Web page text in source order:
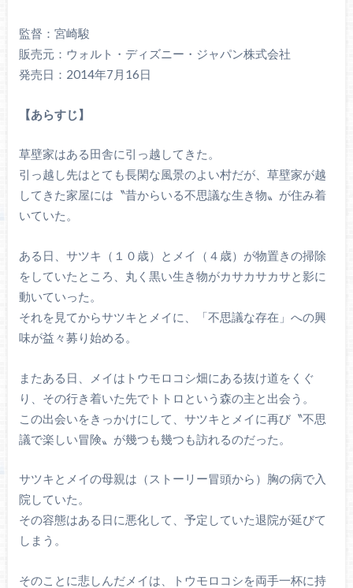
監督：宮崎駿
販売元：ウォルト・ディズニー・ジャパン株式会社
発売日：2014年7月16日
【あらすじ】
草壁家はある田舎に引っ越してきた。
引っ越し先はとても長閑な風景のよい村だが、草壁家が越
してきた家屋には〝昔からいる不思議な生き物〟が住み着
いていた。
ある日、サツキ（１０歳）とメイ（４歳）が物置きの掃除
をしていたところ、丸く黒い生き物がカサカサカサと影に
動いていった。
それを見てからサツキとメイに、「不思議な存在」への興
味が益々募り始める。
またある日、メイはトウモロコシ畑にある抜け道をくぐ
り、その行き着いた先でトトロという森の主と出会う。
この出会いをきっかけにして、サツキとメイに再び〝不思
議で楽しい冒険〟が幾つも幾つも訪れるのだった。
サツキとメイの母親は（ストーリー冒頭から）胸の病で入
院していた。
その容態はある日に悪化して、予定していた退院が延びて
しまう。
そのことに悲しんだメイは、トウモロコシを両手一杯に持